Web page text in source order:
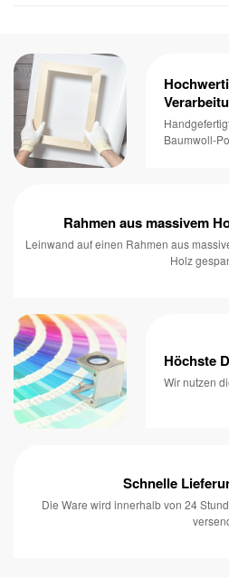
Baumwoll-
Rahmen aus massivem
Leinwand auf einen Rahmen aus
Holz
Höchste
Wir nutzen
Schnelle
Die Ware wird innerhalb von 24